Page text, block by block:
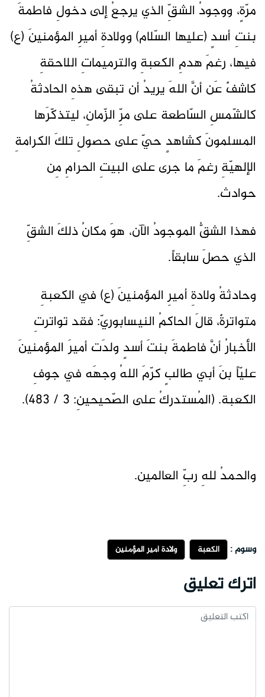
مرّةٍ، ووجودُ الشقِّ الذي يرجعُ إلى دخولِ فاطمةَ
بنتِ أسدٍ (عليها السّلام) وولادةِ أميرِ المؤمنينَ (ع)
فيها، رغمَ هدمِ الكعبةِ والترميماتِ اللاحقةِ
كاشفٌ عَن أنَّ اللهَ يريدُ أن تبقى هذهِ الحادثةُ
كالشّمسِ السّاطعة على مرِّ الزّمانِ، ليتذكّرَها
المسلمونَ كشاهدٍ حيّ على حصولِ تلكَ الكرامةِ
الإلهيّةِ رغمَ ما جرى على البيتِ الحرامِ مِن
حوادث.
فهذا الشقُّ الموجودُ الآن، هوَ مكانُ ذلكَ الشقِّ
الذي حصلَ سابقاً.
وحادثةُ ولادةِ أميرِ المؤمنينَ (ع) في الكعبةِ
متواترةٌ، قالَ الحاكمُ النيسابوريّ: فقد تواترتِ
الأخبارُ أنَّ فاطمةَ بنتَ أسدٍ ولدَت أميرَ المؤمنينَ
عليّاً بنَ أبي طالبٍ كرّمَ اللهُ وجهَه في جوفِ
الكعبة. (المُستدركُ على الصّحيحينِ: 3 / 483).
والحمدُ للهِ ربِّ العالمين.
وسوم : الكعبة ولادة أمير المؤمنين
اترك تعليق